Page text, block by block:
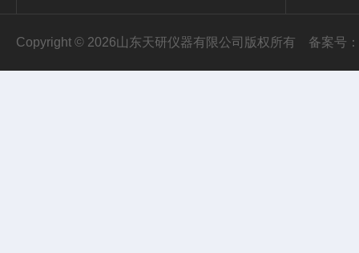
Copyright © 2026山东天研仪器有限公司版权所有 备案号